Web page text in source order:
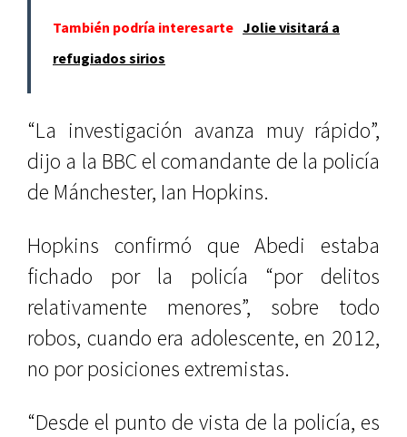
También podría interesarte Jolie visitará a
refugiados sirios
“La investigación avanza muy rápido”,
dijo a la BBC el comandante de la policía
de Mánchester, Ian Hopkins.
Hopkins confirmó que Abedi estaba
fichado por la policía “por delitos
relativamente menores”, sobre todo
robos, cuando era adolescente, en 2012,
no por posiciones extremistas.
“Desde el punto de vista de la policía, es